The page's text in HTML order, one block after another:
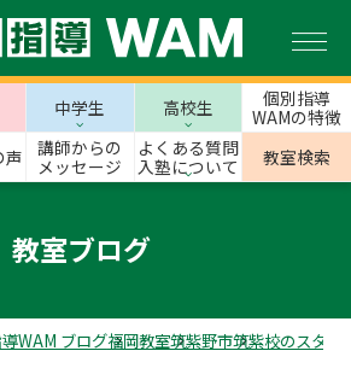
中学生 高校生
個別指導
WAMの特徴
声
講師からの
メッセージ
よくある質問
入塾について
教室検索
教室ブログ
WAM ブログ福岡教室筑紫野市筑紫校のスタッ